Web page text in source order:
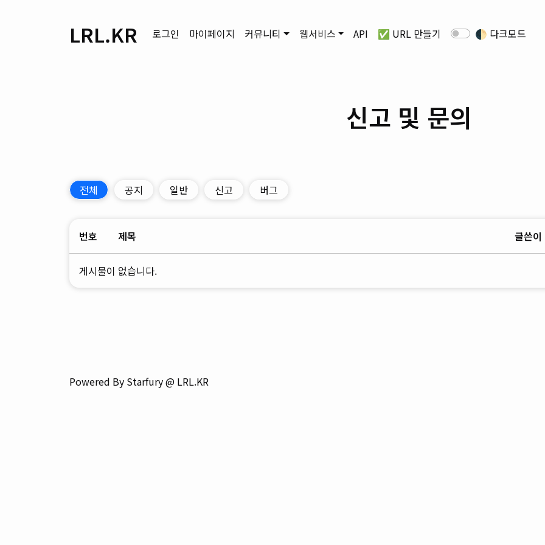
LRL.KR 로그인 마이페이지 커뮤니티 웹서비스 API ✅ URL 만들기 🌓 다크모드
신고 및 문의
전체 공지 일반 신고 버그
번호 제목 글쓴이
게시물이 없습니다.
Powered By Starfury @ LRL.KR